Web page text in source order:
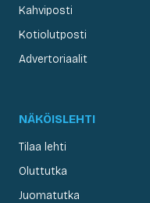
Kahviposti
Kotiolutposti
Advertoriaalit
NÄKÖISLEHTI
Tilaa lehti
Oluttutka
Juomatutka